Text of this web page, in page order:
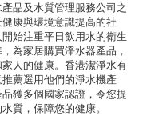
品及水質管理服務公司之
康與環境意識提高的社
始注重平日飲用水的衛生
為家居購買淨水器產品，
人的健康。香港潔淨水有
薦選用他們的淨水機產
獲多個國家認證，令您提
質，保障您的健康。